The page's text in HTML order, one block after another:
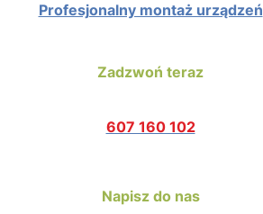
Profesjonalny montaż urządzeń
Zadzwoń teraz
607 160 102
Napisz do nas